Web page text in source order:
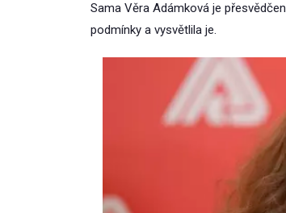
Sama Věra Adámková je
podmínky a vysvětlila je.